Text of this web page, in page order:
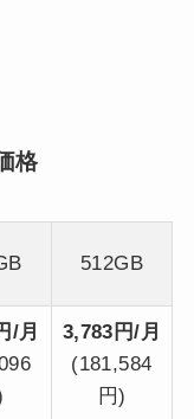
格
512GB
/月
3,783円/月
(181,584
円)